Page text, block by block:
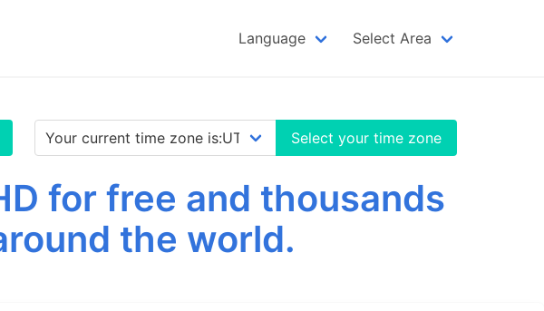
Language Select Area
Select your time zone
for free and thousands
the world.